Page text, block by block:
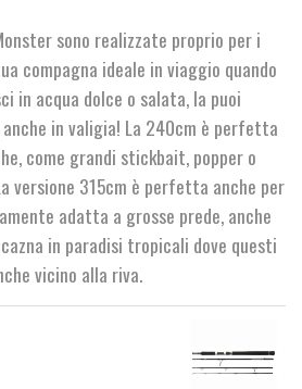
sono realizzate proprio per i
compagna ideale in viaggio quando
in acqua dolce o salata, la puoi
in valigia! La 240cm è perfetta
come grandi stickbait, popper o
versione 315cm è perfetta anche per
adatta a grosse prede, anche
in paradisi tropicali dove questi
vicino alla riva.